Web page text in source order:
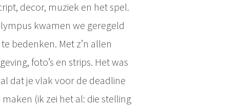
decor, muziek en het spel.
kwamen we geregeld
bedenken. Met z’n allen
foto’s en strips. Het was
dat je vlak voor de deadline
(ik zei het al: die stelling